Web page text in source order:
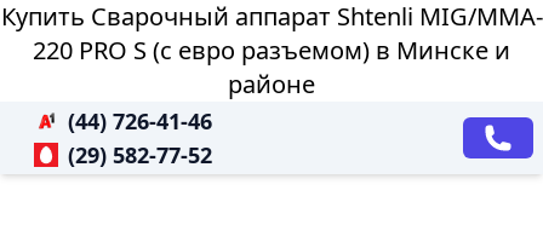
Купить Сварочный аппарат Shtenli MIG/MMA-
220 PRO S (с евро разъемом) в Минске и
районе
(44) 726-41-46
(29) 582-77-52